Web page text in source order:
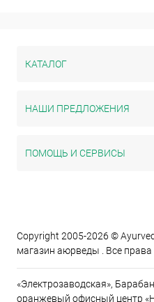
КАТАЛОГ
НАШИ ПРЕДЛОЖЕНИЯ
ПОМОЩЬ И СЕРВИСЫ
Copyright 2005-2026 ©
магазин аюрведы . Все
«Электрозаводская»,
оранжевый офисный центр